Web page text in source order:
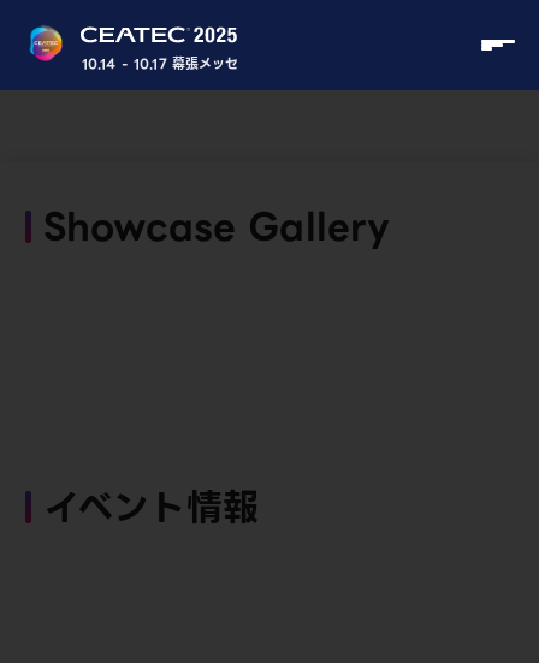
10.14 - 10.17 幕張メッセ
Showcase Gallery
イベント情報